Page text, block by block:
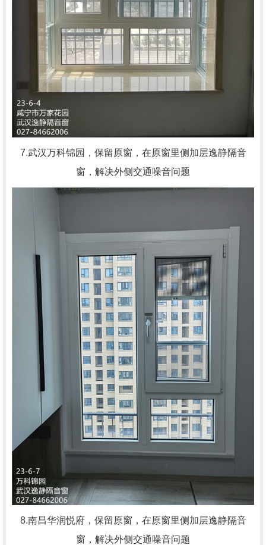
7.武汉万科锦园， 保留原窗，在原窗里侧加层逸静隔音
窗，解决外侧交通噪音问题
8.南昌华润悦府， 保留原窗，在原窗里侧加层逸静隔音
窗，解决外侧交通噪音问题